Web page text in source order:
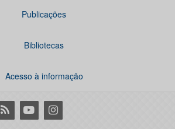
Publicações
Bibliotecas
Acesso à informação
RSS YoutubeInstagram